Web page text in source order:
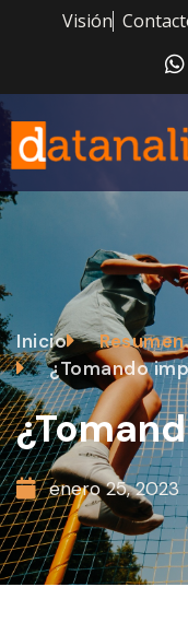
Visión
Inicio
¿Tomando
enero 25, 2023